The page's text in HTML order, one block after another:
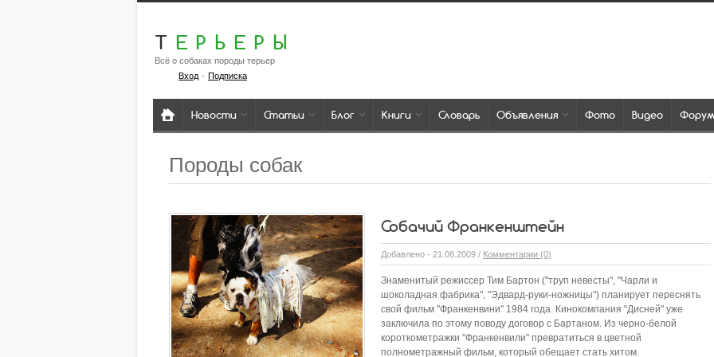
Т ЕРЬЕРЫ
Всё о собаках породы терьер
Вход· Подписка
Новости Статьи Блог Книги Словарь Объявления Фото Видео Форум
Породы собак
Собачий Франкенштейн
Добавлено - 21.08.2009 / Комментарии (0)
Знаменитый режиссер Тим Бартон ("труп невесты", "Чарли и
шоколадная фабрика", "Эдвард-руки-ножницы") планирует переснять
свой фильм "Франкенвини" 1984 года. Кинокомпания "Дисней" уже
заключила по этому поводу договор с Бартаном. Из черно-белой
короткометражки "Франкенвили" превратиться в цветной
полнометражный фильм, который обещает стать хитом.